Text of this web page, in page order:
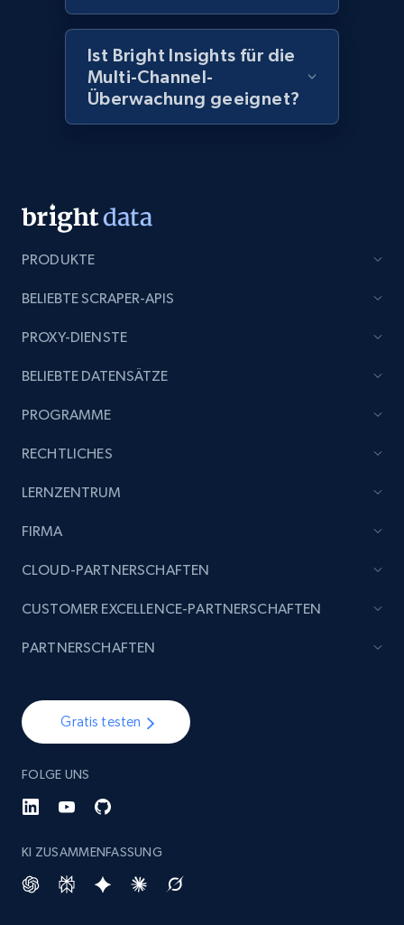
2.1K+ 375+ Jetzt anfangen
Amazon products global dataset - Collect
products from Brands URLs
Etsy
Reviews count shop, Reviews count item, Initial
1.9K+
Etsy - Collect data on products using
specified keywords
Reviews count shop, Reviews count item, Initial
Etsy - Collects data from shop's URL
URL, Product id, Listing inventory id, Title, Rating,
Reviews count shop, Reviews count item, Initial
1.9K+ 323+
Ist Bright Insights für die
Multi-Channel-
Überwachung geeignet?
PRODUKTE
BELIEBTE SCRAPER-APIS
PROXY-DIENSTE
BELIEBTE DATENSÄTZE
PROGRAMME
RECHTLICHES
LERNZENTRUM
FIRMA
Gratis testen
FOLGE UNS
KI ZUSAMMENFASSUNG
CLOUD-PARTNERSCHAFTEN
CUSTOMER EXCELLENCE-PARTNERSCHAFTEN
PARTNERSCHAFTEN